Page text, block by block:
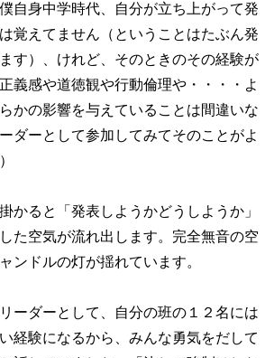
自身中学時代、自分が立ち上がって発
覚えてません（ということはたぶん発
す）、けれど、そのときのその経験が
義感や道徳観や行動倫理や・・・・よ
かの影響を与えていることは間違いな
ダーとして参加してみてそのことがよ
かると「発表しようかどうしようか」
た空気が流れ出します。完全無音の空
ンドルの灯が揺れています。
ーダーとして、自分の班の１２名には
経験になるから、みんな勇気をだして